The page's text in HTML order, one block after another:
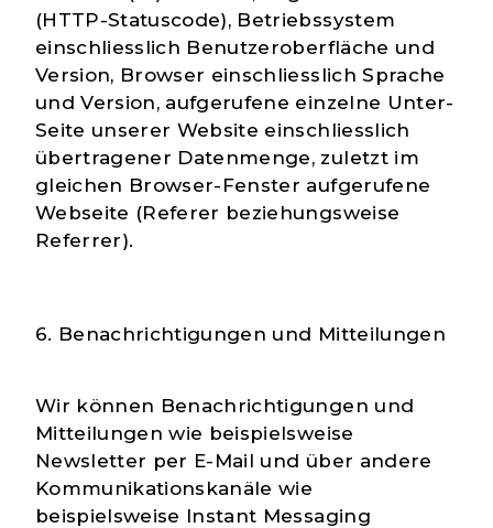
(HTTP-Statuscode), Betriebssystem
einschliesslich Benutzeroberfläche und
Version, Browser einschliesslich Sprache
und Version, aufgerufene einzelne Unter-
Seite unserer Website einschliesslich
übertragener Datenmenge, zuletzt im
gleichen Browser-Fenster aufgerufene
Webseite (Referer beziehungsweise
Referrer).
6. Benachrichtigungen und Mitteilungen
Wir können Benachrichtigungen und
Mitteilungen wie beispielsweise
Newsletter per E-Mail und über andere
Kommunikationskanäle wie
beispielsweise Instant Messaging